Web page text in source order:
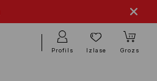
Profils Izlase Grozs